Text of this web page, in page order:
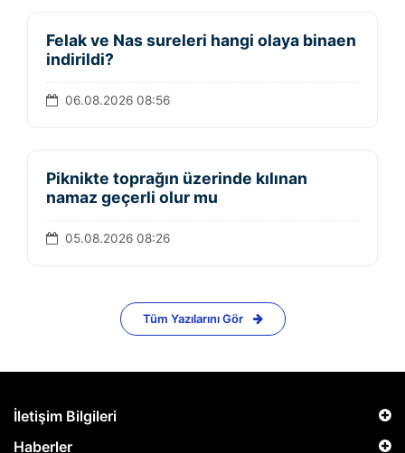
Felak ve Nas sureleri hangi olaya binaen
indirildi?
06.08.2026 08:56
Piknikte toprağın üzerinde kılınan
namaz geçerli olur mu
05.08.2026 08:26
Tüm Yazılarını Gör
İletişim Bilgileri
Haberler